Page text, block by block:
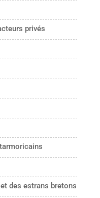
privés
des estrans bretons